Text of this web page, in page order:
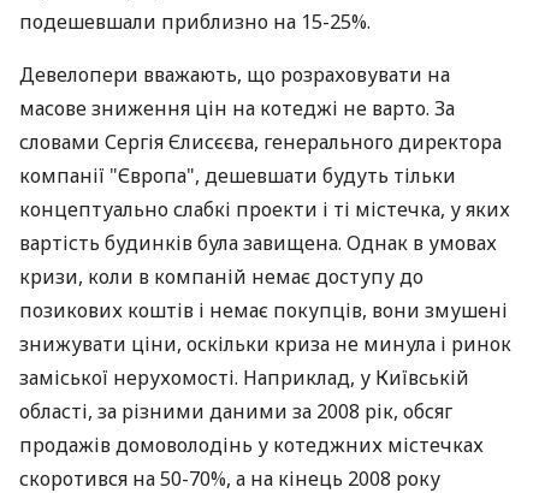
подешевшали приблизно на 15-25%.
Девелопери вважають, що розраховувати на
масове зниження цін на котеджі не варто. За
словами Сергія Єлисєєва, генерального директора
компанії "Європа", дешевшати будуть тільки
концептуально слабкі проекти і ті містечка, у яких
вартість будинків була завищена. Однак в умовах
кризи, коли в компаній немає доступу до
позикових коштів і немає покупців, вони змушені
знижувати ціни, оскільки криза не минула і ринок
заміської нерухомості. Наприклад, у Київській
області, за різними даними за 2008 рік, обсяг
продажів домоволодінь у котеджних містечках
скоротився на 50-70%, а на кінець 2008 року